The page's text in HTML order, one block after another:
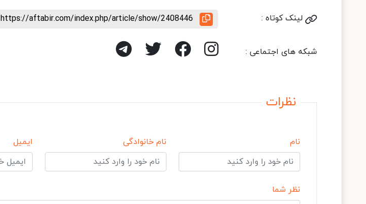
لینک کوتاه : https://aftabir.com/index.php/article/show/2408446
شبکه های اجتماعی :
نظرات
نام نام خانوادگی ایمیل
نظر شما